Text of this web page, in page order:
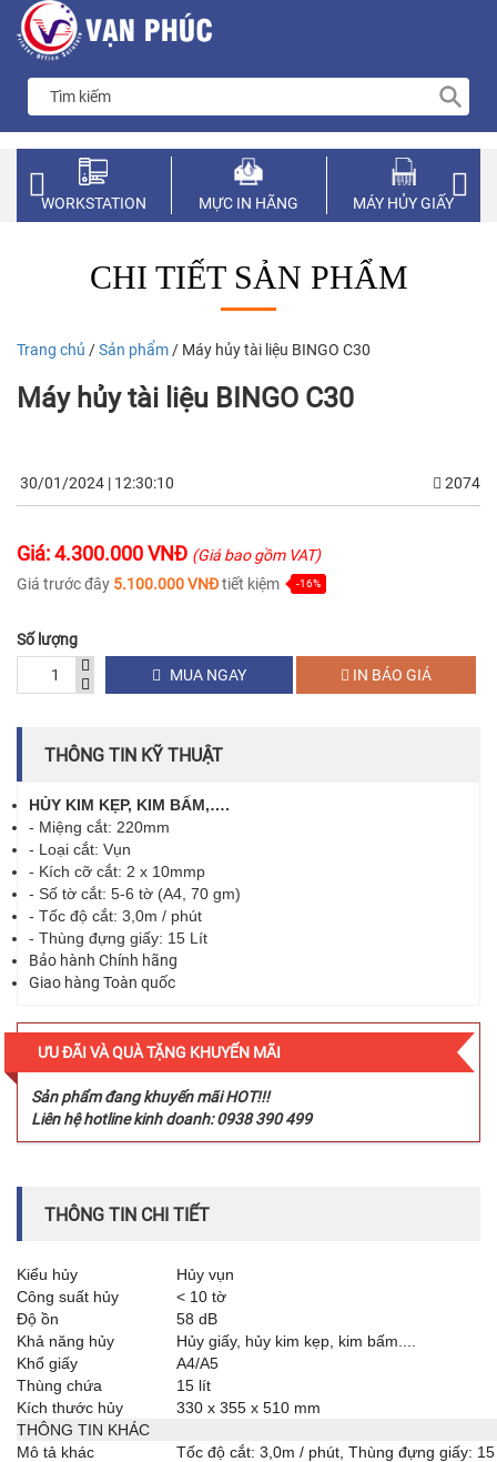
WORKSTATION MỰC IN HÃNG MÁY HỦY GIẤY
CHI TIẾT SẢN PHẨM
Trang chủ /Sản phẩm / Máy hủy tài liệu BINGO C30
Máy hủy tài liệu BINGO C30
30/01/2024 | 12:30:10 2074
Giá: 4.300.000 VNĐ (Giá bao gồm VAT)
Giá trước đây 5.100.000 VNĐtiết kiệm -16%
Số lượng
MUA NGAY
IN BÁO GIÁ
THÔNG TIN KỸ THUẬT
HỦY KIM KẸP, KIM BẤM,….
- Miệng cắt: 220mm
- Loại cắt: Vụn
- Kích cỡ cắt: 2 x 10mmp
- Số tờ cắt: 5-6 tờ (A4, 70 gm)
- Tốc độ cắt: 3,0m / phút
- Thùng đựng giấy: 15 Lít
Bảo hành Chính hãng
Giao hàng Toàn quốc
ƯU ĐÃI VÀ QUÀ TẶNG KHUYẾN MÃI
Sản phẩm đang khuyến mãi HOT!!!
Liên hệ hotline kinh doanh: 0938 390 499
THÔNG TIN CHI TIẾT
Kiểu hủy
Hủy vụn
Công suất hủy
< 10 tờ
Độ ồn
58 dB
Khả năng hủy
Hủy giấy, hủy kim kẹp, kim bấm....
Khổ giấy
A4/A5
Thùng chứa
15 lít
Kích thước hủy
330 x 355 x 510 mm
THÔNG TIN KHÁC
Mô tả khác
Tốc độ cắt: 3,0m / phút, Thùng đựng giấy: